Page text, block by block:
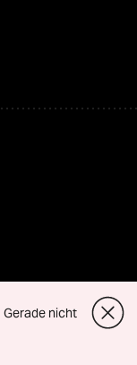
Gerade nicht